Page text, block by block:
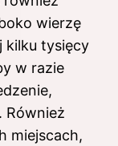
wierzę
kilku tysięcy
w razie
Również
miejscach,